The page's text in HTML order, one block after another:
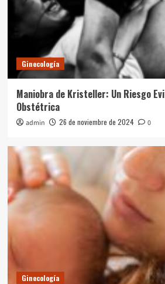
Ginecología
Maniobra de Kristeller: Un Riesgo
Obstétrica
admin 26 de noviembre de 2024 0
Ginecología